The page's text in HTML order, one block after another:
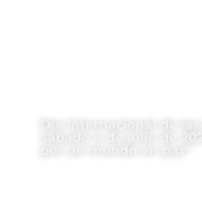
Día Internacional de las